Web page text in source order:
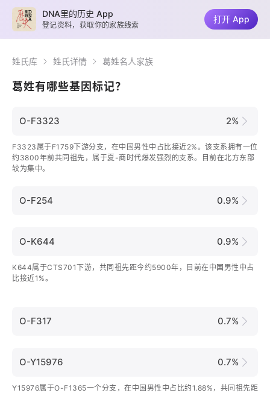
姓氏库 姓氏详情 葛姓名人家族
葛姓有哪些基因标记？
O-F3323 2%
F3323属于F1759下游分支，在中国男性中占比接近2%。该支系拥有一位
约3800年前共同祖先，属于夏-商时代爆发强烈的支系。目前在北方东部
较为集中。
O-F254 0.9%
O-K644 0.9%
K644属于CTS701下游，共同祖先距今约5900年，目前在中国男性中占
比接近1%。
O-F317 0.7%
O-Y15976 0.7%
Y15976属于O-F1365一个分支，在中国男性中占比约1.88%，共同祖先距
DNA里的历史 App
登记资料，获取你的家族线索
打开 App